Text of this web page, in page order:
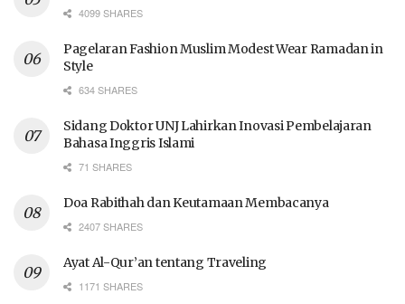
4099 SHARES
Pagelaran Fashion Muslim Modest Wear Ramadan in
Style
634 SHARES
Sidang Doktor UNJ Lahirkan Inovasi Pembelajaran
Bahasa Inggris Islami
71 SHARES
Doa Rabithah dan Keutamaan Membacanya
2407 SHARES
Ayat Al-Qur’an tentang Traveling
1171 SHARES